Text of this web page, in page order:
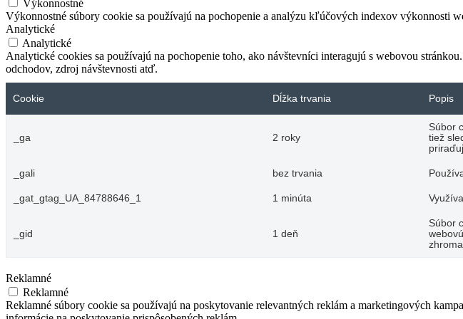
Výkonnostné
Výkonnostné súbory cookie sa používajú na pochopenie a analýzu kľúčových indexov výkonnosti
Analytické
Analytické
Analytické cookies sa používajú na pochopenie toho, ako návštevníci interagujú s webovou
odchodov, zdroj návštevnosti atď.
Cookie Dĺžka trvania Popis
_ga 2 roky
Súbor
tiež
_gali bez trvania
_gat_gtag_UA_84788646_1 1 minúta
_gid 1 deň
Súbor
Reklamné
Reklamné
Reklamné súbory cookie sa používajú na poskytovanie relevantných reklám a marketingových